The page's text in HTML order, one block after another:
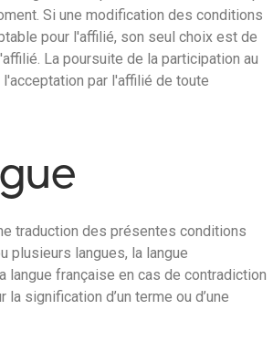
Si une modification des conditions
pour l'affilié, son seul choix est de
La poursuite de la participation au
par l'affilié de toute
traduction des présentes conditions
plusieurs langues, la langue
langue française en cas de contradiction
signification d’un terme ou d’une